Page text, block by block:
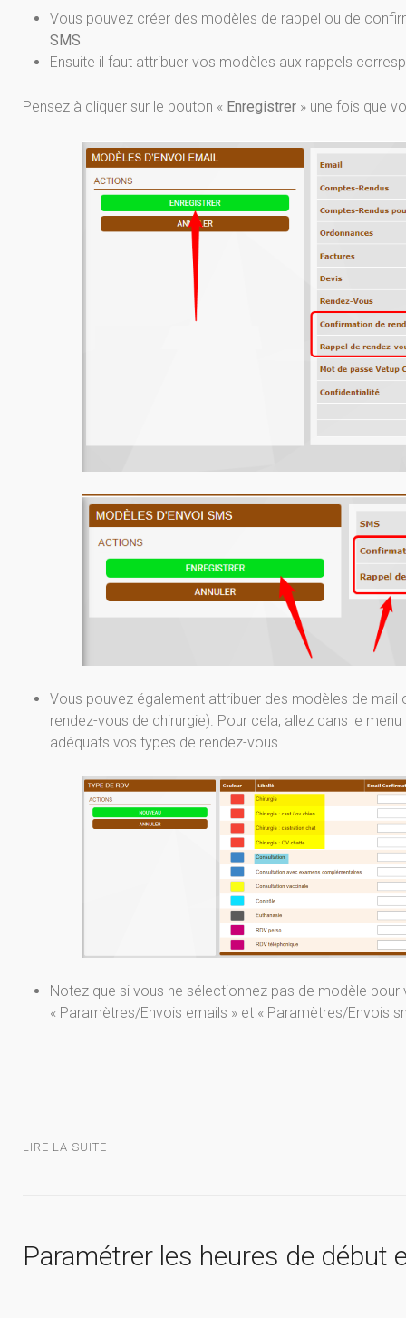
Vous pouvez créer des modèles de rappel ou de
SMS
Ensuite il faut attribuer vos modèles aux rappels
Pensez à cliquer sur le bouton « Enregistrer » une fois que
Vous pouvez également attribuer des modèles de
rendez-vous de chirurgie). Pour cela, allez dans le menu
adéquats vos types de rendez-vous
Notez que si vous ne sélectionnez pas de modèle
« Paramètres/Envois emails » et « Paramètres/Envois
LIRE LA SUITE
Paramétrer les heures de début